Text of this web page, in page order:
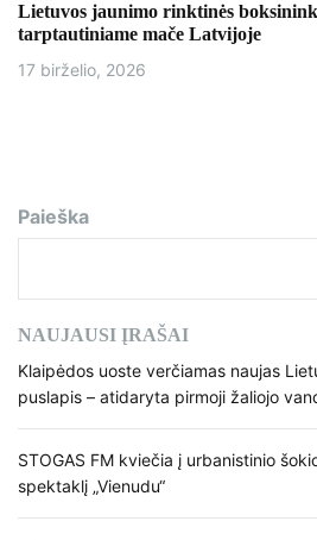
Lietuvos jaunimo rinktinės
tarptautiniame mače Latvijoje
17 birželio, 2026
Paieška
NAUJAUSI ĮRAŠAI
Klaipėdos uoste verčiamas naujas
puslapis – atidaryta pirmoji žaliojo
STOGAS FM kviečia į urbanistinio
spektaklį „Vienudu“